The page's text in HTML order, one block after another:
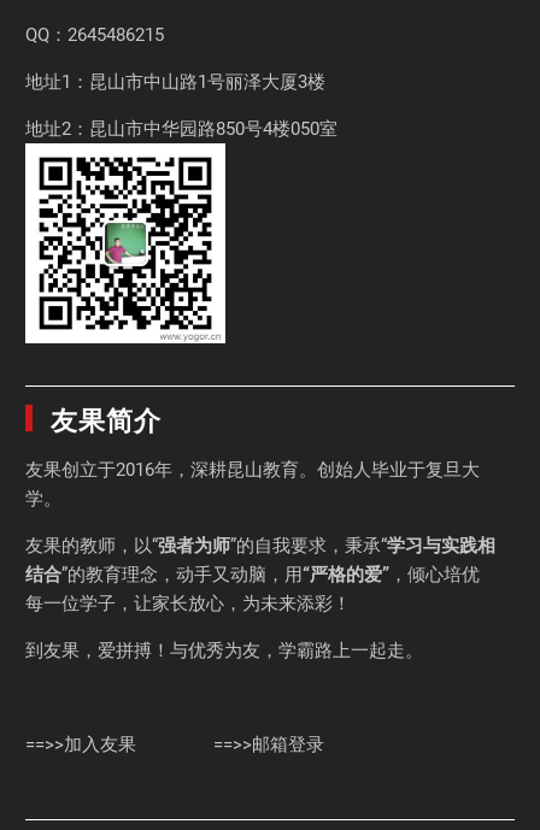
QQ：2645486215
地址1：昆山市中山路1号丽泽大厦3楼
地址2：昆山市中华园路850号4楼050室
友果简介
友果创立于2016年，深耕昆山教育。创始人毕业于复旦大
学。
友果的教师，以“强者为师”的自我要求，秉承“学习与实践相
结合”的教育理念，动手又动脑，用“严格的爱” ，倾心培优
每一位学子，让家长放心，为未来添彩！
到友果，爱拼搏！与优秀为友，学霸路上一起走。
==>>加入友果 ==>>邮箱登录